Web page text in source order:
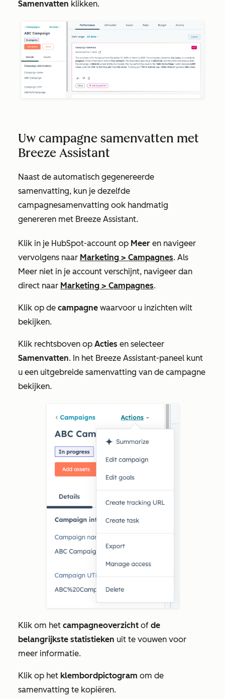
Samenvatten klikken.
Uw campagne samenvatten met
Breeze Assistant
Naast de automatisch gegenereerde
samenvatting, kun je dezelfde
campagnesamenvatting ook handmatig
genereren met Breeze Assistant.
Klik in je HubSpot-account op Meer en navigeer
vervolgens naar Marketing > Campagnes. Als
Meer niet in je account verschijnt, navigeer dan
direct naar Marketing > Campagnes.
Klik op de campagne waarvoor u inzichten wilt
bekijken.
Klik rechtsboven op Acties en selecteer
Samenvatten. In het Breeze Assistant-paneel kunt
u een uitgebreide samenvatting van de campagne
bekijken.
Klik om het campagneoverzicht of de
belangrijkste statistieken uit te vouwen voor
meer informatie.
Klik op het klembordpictogram om de
samenvatting te kopiëren.